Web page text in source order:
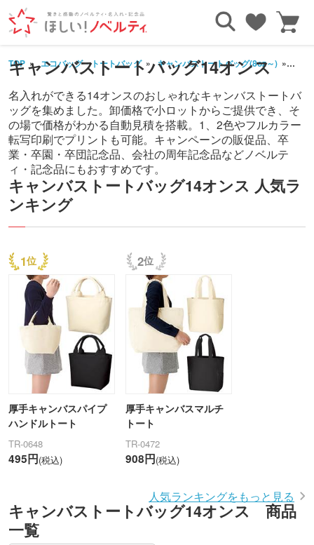
TOP エコバッグ・トートバッグ キャンバストートバッグ(8oz～) 14oz
キャンバストートバッグ14オンス
名入れができる14オンスのおしゃれなキャンバストートバ
ッグを集めました。卸価格で小ロットからご提供でき、そ
の場で価格がわかる自動見積を搭載。1、2色やフルカラー
転写印刷でプリントも可能。キャンペーンの販促品、卒
業・卒園・卒団記念品、会社の周年記念品などノベルテ
ィ・記念品にもおすすめです。
キャンバストートバッグ14オンス 人気ラ
ンキング
1
厚手キャンバスパイプ
ハンドルトート
TR-0648
495円(税込)
2
厚手キャンバスマルチ
トート
TR-0472
908円(税込)
人気ランキングをもっと見る
キャンバストートバッグ14オンス 商品
一覧